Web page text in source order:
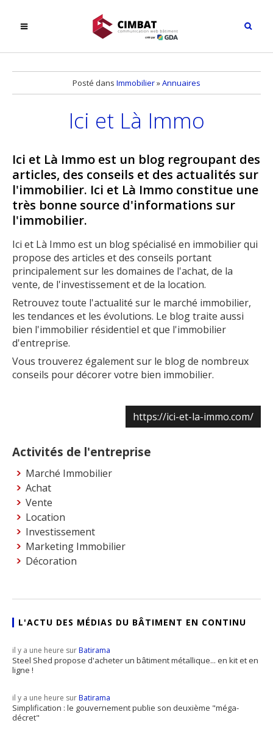
Posté dans Immobilier»Annuaires
Ici et Là Immo
Ici et Là Immo est un blog regroupant des
articles, des conseils et des actualités sur
l'immobilier. Ici et Là Immo constitue une
très bonne source d'informations sur
l'immobilier.
Ici et Là Immo est un blog spécialisé en immobilier qui
propose des articles et des conseils portant
principalement sur les domaines de l'achat, de la
vente, de l'investissement et de la location.
Retrouvez toute l'actualité sur le marché immobilier,
les tendances et les évolutions. Le blog traite aussi
bien l'immobilier résidentiel et que l'immobilier
d'entreprise.
Vous trouverez également sur le blog de nombreux
conseils pour décorer votre bien immobilier.
https://ici-et-la-immo.com/
Activités de l'entreprise
Marché Immobilier
Achat
Vente
Location
Investissement
Marketing Immobilier
Décoration
L'ACTU DES MÉDIAS DU BÂTIMENT EN CONTINU
il y a une heure surBatirama
Steel Shed propose d'acheter un bâtiment métallique... en kit et en
ligne !
il y a une heure surBatirama
Simplification : le gouvernement publie son deuxième "méga-
décret"